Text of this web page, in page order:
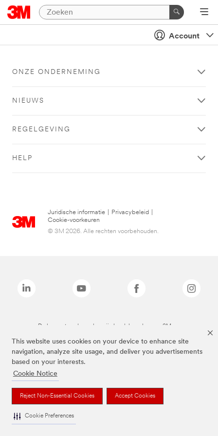
This website uses cookies on your device to enhance site
navigation, analyze site usage, and deliver you advertisements
based on your interests.
Cookie Notice
Reject Non-Essential Cookies Accept Cookies
Cookie Preferences
Account
ONZE ONDERNEMING
NIEUWS
REGELGEVING
HELP
Juridische informatie Privacybeleid
Cookie-voorkeuren
© 3M 2026. Alle rechten voorbehouden.
De bovenstaande merken zijn handelsmerken van 3M.we